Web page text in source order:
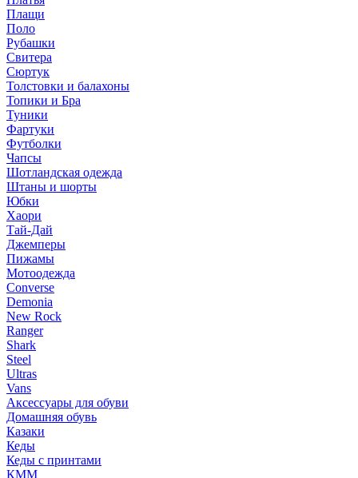
Плащи
Поло
Рубашки
Свитера
Сюртук
Толстовки и балахоны
Топики и Бра
Туники
Фартуки
Футболки
Чапсы
Шотландская одежда
Штаны и шорты
Юбки
Хаори
Тай-Дай
Джемперы
Пижамы
Мотоодежда
Converse
Demonia
New Rock
Ranger
Shark
Steel
Ultras
Vans
Аксессуары для обуви
Домашняя обувь
Казаки
Кеды
Кеды с принтами
КММ